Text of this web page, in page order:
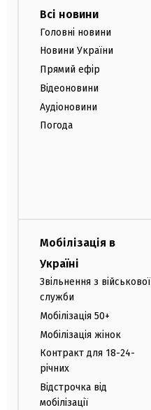
Всі новини
Головні новини
Новини України
Прямий ефір
Відеоновини
Аудіоновини
Погода
Мобілізація в
Україні
Звільнення з військової
служби
Мобілізація 50+
Мобілізація жінок
Контракт для 18-24-
річних
Відстрочка від
мобілізації